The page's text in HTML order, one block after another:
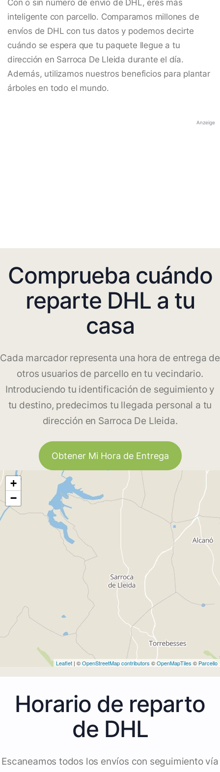
Con o sin número de envío de DHL, eres más
inteligente con parcello. Comparamos millones de
envíos de DHL con tus datos y podemos decirte
cuándo se espera que tu paquete llegue a tu
dirección en Sarroca De Lleida durante el día.
Además, utilizamos nuestros beneficios para plantar
árboles en todo el mundo.
Anzeige
Comprueba cuándo
reparte DHL a tu
casa
Cada marcador representa una hora de entrega de
otros usuarios de parcello en tu vecindario.
Introduciendo tu identificación de seguimiento y
tu destino, predecimos tu llegada personal a tu
dirección en Sarroca De Lleida.
Obtener Mi Hora de Entrega
+
−
Leaflet | ©OpenStreetMap contributors ©OpenMapTiles © Parcello
Horario de reparto
de DHL
Escaneamos todos los envíos con seguimiento vía